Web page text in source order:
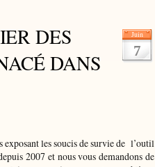
Juin
7
DES
DANS
exposant les soucis de survie de l’outil
2007 et nous vous demandons de